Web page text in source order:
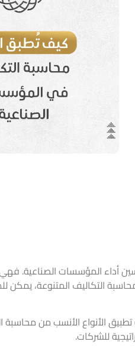
أداء المؤسسات الصناعية.
التكاليف المتنوعة، يمكن
الأنواع الأنسب من محاسبة
للشركات.